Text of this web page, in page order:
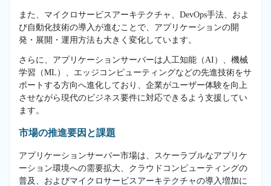
また、マイクロサービスアーキテクチャ、DevOps手法、およ
び自動化技術の導入が進むことで、アプリケーションの開
発・展開・運用方法も大きく変化しています。
さらに、アプリケーションサーバーは人工知能（AI）、機械
学習（ML）、エッジコンピューティングなどの先進技術をサ
ポートする方向へ進化しており、企業がユーザー体験を向上
させながら現代のビジネス要件に対応できるよう支援してい
ます。
市場の推進要因と課題
アプリケーションサーバー市場は、スケーラブルなアプリケ
ーション環境への需要拡大、クラウドコンピューティングの
普及、およびマイクロサービスアーキテクチャの導入増加に